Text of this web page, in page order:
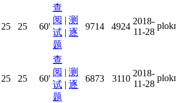
25 25 60'
查
阅 | 测
试 | 逐
题
9714 4924
2018-
11-28
25 25 60'
查
阅 | 测
试 | 逐
题
6873 3110
2018-
11-28